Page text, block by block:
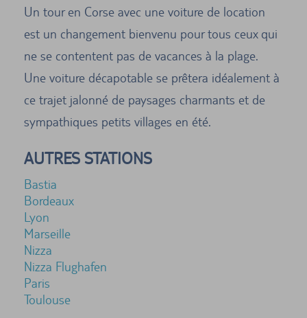
Un tour en Corse avec une voiture de location
est un changement bienvenu pour tous ceux qui
ne se contentent pas de vacances à la plage.
Une voiture décapotable se prêtera idéalement à
ce trajet jalonné de paysages charmants et de
sympathiques petits villages en été.
AUTRES STATIONS
Bastia
Bordeaux
Lyon
Marseille
Nizza
Nizza Flughafen
Paris
Toulouse